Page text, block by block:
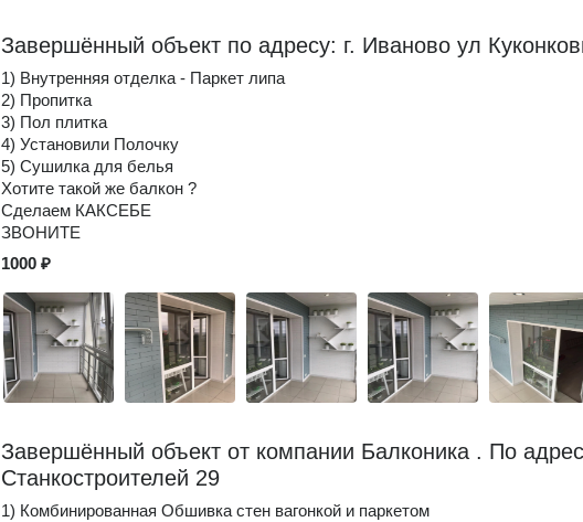
Завершённый объект по адресу: г. Иваново ул
1) Внутренняя отделка - Паркет липа
2) Пропитка
3) Пол плитка
4) Установили Полочку
5) Сушилка для белья
Хотите такой же балкон ?
Сделаем КАКСЕБЕ
ЗВОНИТЕ
1000 ₽
Завершённый объект от компании Балконика . По
Станкостроителей 29
1) Комбинированная Обшивка стен вагонкой и паркетом